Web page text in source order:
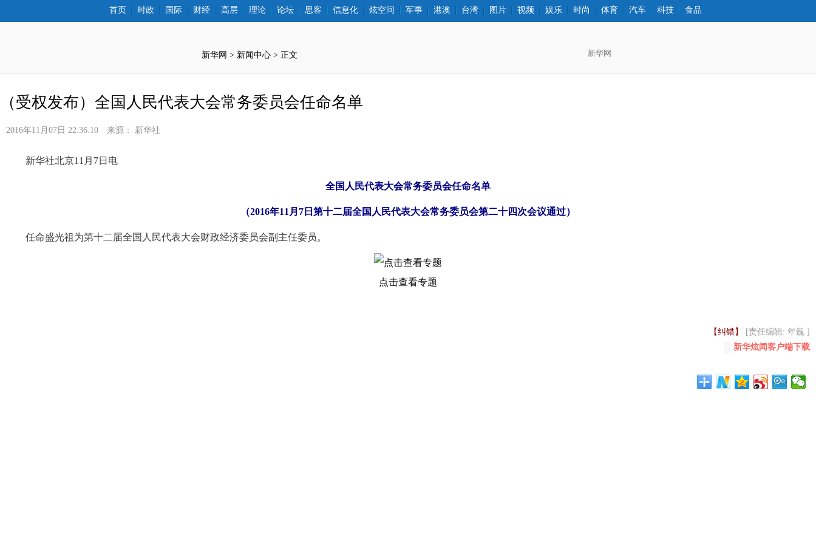
首页 时政 国际 财经 高层 理论 论坛 思客 信息化 炫空间 军事 港澳 台湾 图片 视频 娱乐 时尚 体育 汽车 科技 食品
新华网 > 新闻中心 > 正文
（受权发布）全国人民代表大会常务委员会任命名单
2016年11月07日 22:36:10 来源： 新华社
新华社北京11月7日电
全国人民代表大会常务委员会任命名单
（2016年11月7日第十二届全国人民代表大会常务委员会第二十四次会议通过）
任命盛光祖为第十二届全国人民代表大会财政经济委员会副主任委员。
点击查看专题
【纠错】
[责任编辑: 年巍 ]
新华炫闻客户端下载